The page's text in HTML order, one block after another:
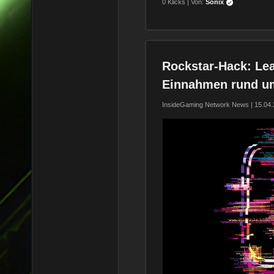
0 Klicks | Von:Sonix
Rockstar-Hack:
Einnahmen rund
InsideGaming Network News |